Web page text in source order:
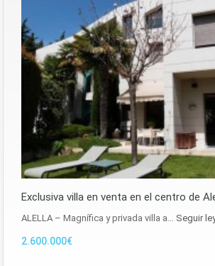
Exclusiva villa en venta en el centro de
ALELLA – Magnífica y privada villa a… Seguir
2.600.000€